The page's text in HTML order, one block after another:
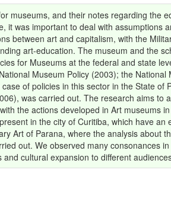
museums, and their notes regarding the
it was important to deal with assumptions
between art and capitalism, with the
art-education. The museum and the
for Museums at the federal and state
Museum Policy (2003); the
of policies in this sector in the State
was carried out. The research aims to
the actions developed in Art museums
in the city of Curitiba, which have
Art of Parana, where the analysis about
out. We observed many consonances
cultural expansion to different